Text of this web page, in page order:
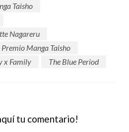
Taisho
Nagareru
Premio Manga Taisho
x Family
The Blue Period
tu comentario!